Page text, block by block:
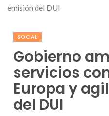
emisión del DUI
SOCIAL
Gobierno
servicios
Europa y
del DUI